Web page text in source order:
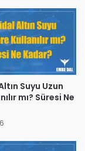
Suyu Uzun
mı? Süresi Ne